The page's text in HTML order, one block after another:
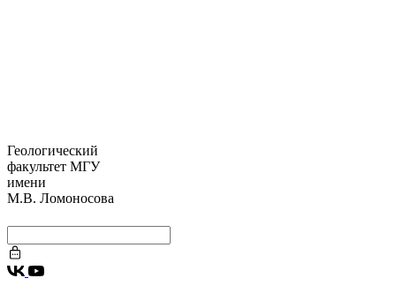
Геологический
факультет МГУ
имени
М.В. Ломоносова